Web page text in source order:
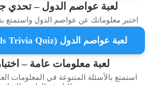
لعبة عواصم الدول – تحدي
معلوماتك عن عواصم الدول واستمتع
لعبة عواصم الدول (World Capitals Trivia Quiz)
لعبة معلومات عامة – اختبار
بالأسئلة المتنوعة في المعلومات